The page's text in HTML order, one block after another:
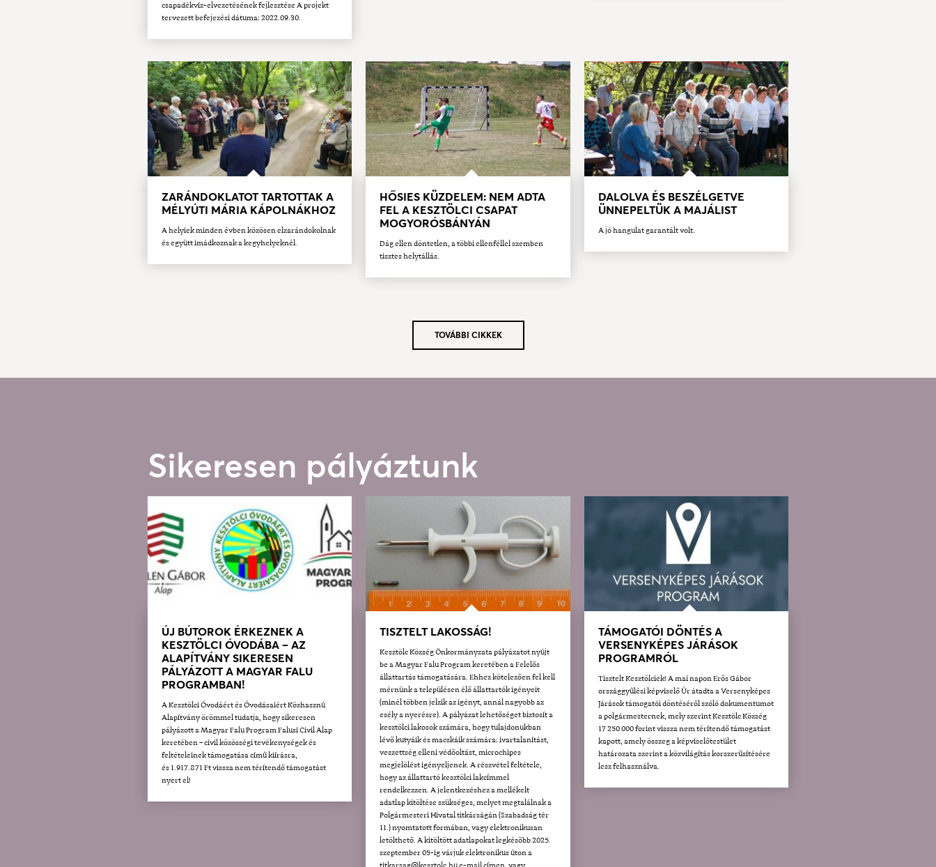
csapadékvíz-elvezetésének fejlesztése A projekt
tervezett befejezési dátuma: 2022.09.30.
ZARÁNDOKLATOT TARTOTTAK A
MÉLYÚTI MÁRIA KÁPOLNÁKHOZ
A helyiek minden évben közösen elzarándokolnak
és együtt imádkoznak a kegyhelyeknél.
HŐSIES KÜZDELEM: NEM ADTA
FEL A KESZTÖLCI CSAPAT
MOGYORÓSBÁNYÁN
Dág ellen döntetlen, a többi ellenféllel szemben
tisztes helytállás.
DALOLVA ÉS BESZÉLGETVE
ÜNNEPELTÜK A MAJÁLIST
A jó hangulat garantált volt.
TOVÁBBI CIKKEK
Sikeresen pályáztunk
ÚJ BÚTOROK ÉRKEZNEK A
KESZTÖLCI ÓVODÁBA – AZ
ALAPÍTVÁNY SIKERESEN
PÁLYÁZOTT A MAGYAR FALU
PROGRAMBAN!
A Kesztölci Óvodáért és Óvodásaiért Közhasznú
Alapítvány örömmel tudatja, hogy sikeresen
pályázott a Magyar Falu Program Falusi Civil Alap
keretében – civil közösségi tevékenységek és
feltételeinek támogatása című kiírásra,
és 1.917.871 Ft vissza nem térítendő támogatást
nyert el!
TISZTELT LAKOSSÁG!
Kesztölc Község Önkormányzata pályázatot nyújt
be a Magyar Falu Program keretében a Felelős
állattartás támogatására. Ehhez kötelezően fel kell
mérnünk a településen élő állattartók igényeit
(minél többen jelzik az igényt, annál nagyobb az
esély a nyerésre). A pályázat lehetőséget biztosít a
kesztölci lakosok számára, hogy tulajdonukban
lévő kutyáik és macskáik számára: ivartalanítást,
veszettség elleni védőoltást, microchipes
megjelölést igényeljenek. A részvétel feltétele,
hogy az állattartó kesztölci lakcímmel
rendelkezzen. A jelentkezéshez a mellékelt
adatlap kitöltése szükséges, melyet megtalálnak a
Polgármesteri Hivatal titkárságán (Szabadság tér
11.) nyomtatott formában, vagy elektronikusan
letölthető. A kitöltött adatlapokat legkésőbb 2025.
szeptember 05-ig várjuk elektronikus úton a
TÁMOGATÓI DÖNTÉS A
VERSENYKÉPES JÁRÁSOK
PROGRAMRÓL
Tisztelt Kesztölciek! A mai napon Erős Gábor
országgyűlési képviselő Úr átadta a Versenyképes
Járások támogatói döntéséről szóló dokumentumot
a polgármesternek, mely szerint Kesztölc Község
17 250 000 forint vissza nem térítendő támogatást
kapott, amely összeg a képviselőtestület
határozata szerint a közvilágítás korszerűsítésére
lesz felhasználva.